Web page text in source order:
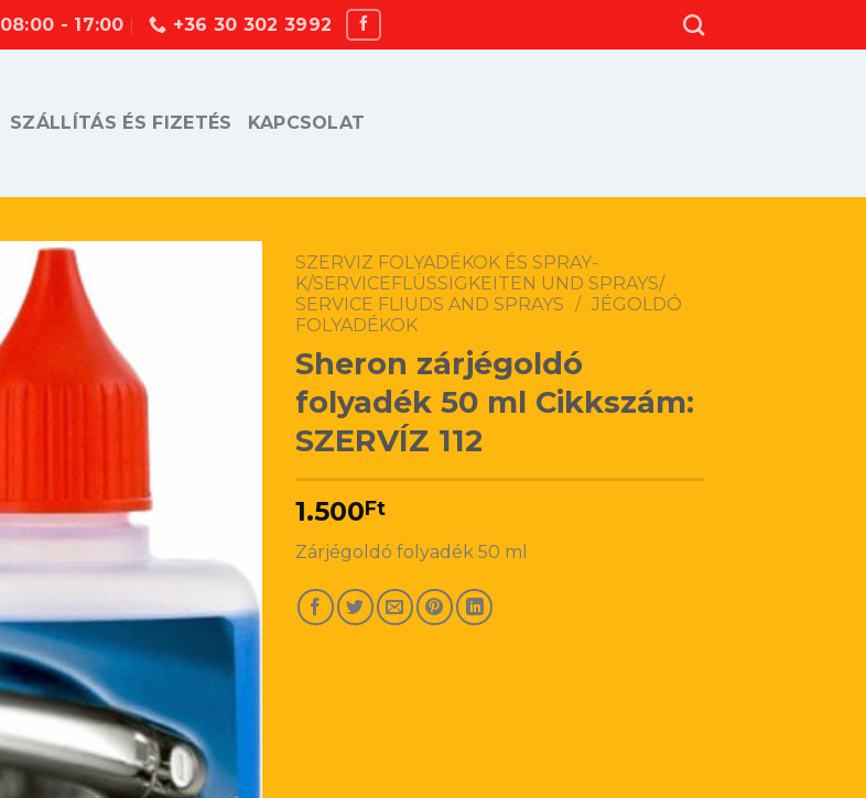
08:00 - 17:00 +36 30 302 3992
SZÁLLÍTÁS ÉS FIZETÉS KAPCSOLAT
SZERVIZ FOLYADÉKOK ÉS SPRAY-
K/SERVICEFLÜSSIGKEITEN UND SPRAYS/
SERVICE FLIUDS AND SPRAYS / JÉGOLDÓ
FOLYADÉKOK
Sheron zárjégoldó
folyadék 50 ml Cikkszám:
SZERVÍZ 112
1.500Ft
Zárjégoldó folyadék 50 ml